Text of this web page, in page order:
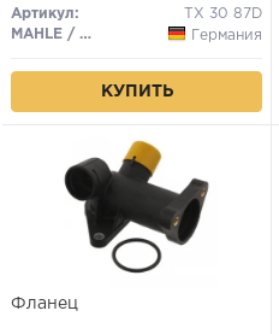
Артикул:
TX 30 87D
MAHLE / KNECHT
Германия
КУПИТЬ
Фланец